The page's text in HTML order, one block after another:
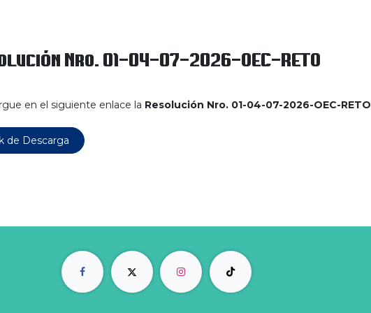
Nro. 01-04-07-2026-OEC-RETO
en el siguiente enlace la Resolución Nro. 01-04-07-2026-OEC-RETO
de Descarga